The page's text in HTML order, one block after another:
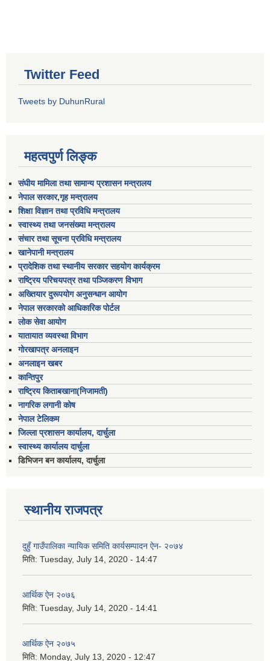
Twitter Feed
Tweets by DuhunRural
महत्वपुर्ण लिङ्क
संघीय मामिला तथा सामान्य प्रशासन मन्त्रालय
नेपाल सरकार,गृह मन्त्रालय
शिक्षा विज्ञान तथा प्रविधि मन्त्रालय
स्वास्थ्य तथा जनसंख्या मन्त्रालय
संचार तथा सूचना प्रविधि मन्त्रालय
खानेपानी मन्त्रालय
प्रादेशिक तथा स्थानीय सरकार सहयोग कार्यक्रम
राष्ट्रिय परिचयपत्र तथा पञ्जिकरण विभाग
अख्तियार दुरूपयोग अनुसन्धान आयोग
नेपाल सरकारको आधिकारिक पोर्टल
लोक सेवा आयोग
यातायात व्यवस्था विभाग
गोरखापत्र अनलाइन
अनलाइन खबर
कान्तिपुर
राष्ट्रिय किताबखाना(निजामती)
नागरिक लगानी कोष
नेपाल टेलिकम
जिल्ला प्रशासन कार्यालय, दार्चुला
स्वास्थ्य कार्यालय दार्चुला
डिभिजन बन कार्यालय, दार्चुला
स्थानीय राजपत्र
दुहुँ गाउँपालिका न्यायिक समिति कार्यसम्पादन ऐन- २०७४
मिति: Tuesday, July 14, 2020 - 14:47
आर्थिक ऐन २०७६
मिति: Tuesday, July 14, 2020 - 14:41
आर्थिक ऐन २०७५
मिति: Monday, July 13, 2020 - 12:47